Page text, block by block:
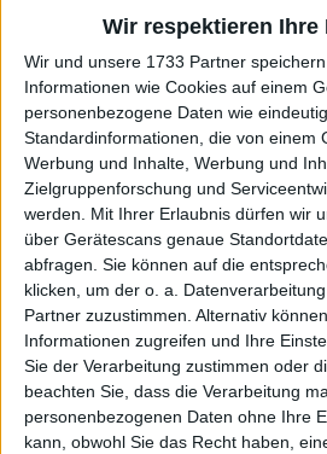
Wir respektieren Ihre
Wir und unsere 1733 Partner
Informationen wie Cookies auf einem
personenbezogene Daten wie
Standardinformationen, die von einem
Werbung und Inhalte, Werbung und
Zielgruppenforschung und
werden.
Mit Ihrer Erlaubnis dürfen wir
über Gerätescans genaue
abfragen. Sie können auf die
klicken, um der o. a.
Partner zuzustimmen. Alternativ
Informationen zugreifen und Ihre
Sie der Verarbeitung zustimmen oder
beachten Sie, dass die Verarbeitung
personenbezogenen Daten ohne Ihre
kann, obwohl Sie das Recht haben,
Im ersten Satz kippte die Partie
Alexandrovas Gunsten, als sie
in Serie holte und mit
auf 4:0 davonzog. Yastremska
weiteren Breakbällen ins
hielt und sich einige Minuten
drei Spiele nacheinander
verkürzte. Doch das waren ihre
denen sie das Tempo
inspirierte Alexandrova holte
Spiele zum 6:3.
Im zweiten Satz dominierte die
baute ihre Serie auf acht Spiele
Alexandrova verpasste ihrer
halben Stunde die Brille und